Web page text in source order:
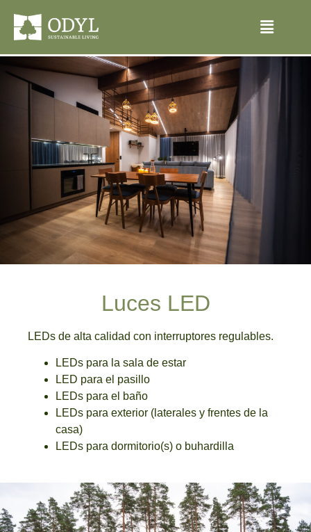
Luces LED
LEDs de alta calidad con interruptores regulables.
LEDs para la sala de estar
LED para el pasillo
LEDs para el baño
LEDs para exterior (laterales y frentes de la
casa)
LEDs para dormitorio(s) o buhardilla